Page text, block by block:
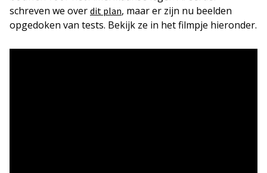
schreven we over dit plan, maar er zijn nu beelden
opgedoken van tests. Bekijk ze in het filmpje hieronder.